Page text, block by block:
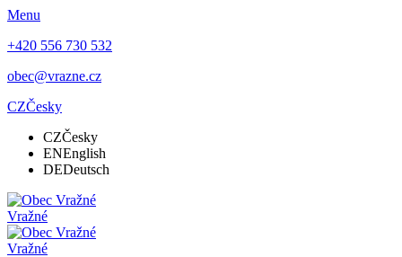
Menu
+420 556 730 532
obec@vrazne.cz
CZČesky
CZČesky
ENEnglish
DEDeutsch
Vražné
Vražné